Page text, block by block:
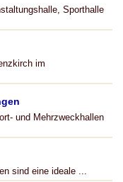
Sporthalle
im
und Mehrzweckhallen
sind eine ideale ...